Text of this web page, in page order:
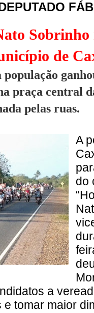
de
população
praça central
pelas ruas.
A
do
a
tomar maior